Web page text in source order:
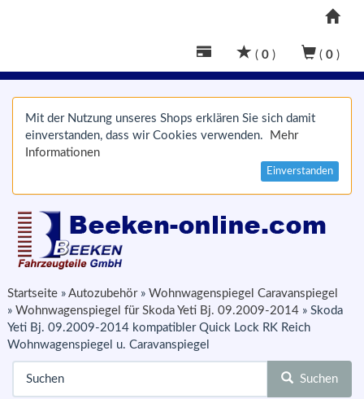
( 0 ) ( 0 )
Mit der Nutzung unseres Shops erklären Sie sich damit
einverstanden, dass wir Cookies verwenden.
Mehr
Informationen
Einverstanden
Startseite » Autozubehör» Wohnwagenspiegel Caravanspiegel
» Wohnwagenspiegel für Skoda Yeti Bj. 09.2009-2014 » Skoda
Yeti Bj. 09.2009-2014 kompatibler Quick Lock RK Reich
Wohnwagenspiegel u. Caravanspiegel
Suchen